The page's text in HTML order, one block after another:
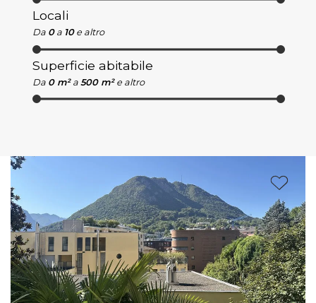
Locali
Da 0 a 10 e altro
Superficie abitabile
Da 0 m² a 500 m² e altro